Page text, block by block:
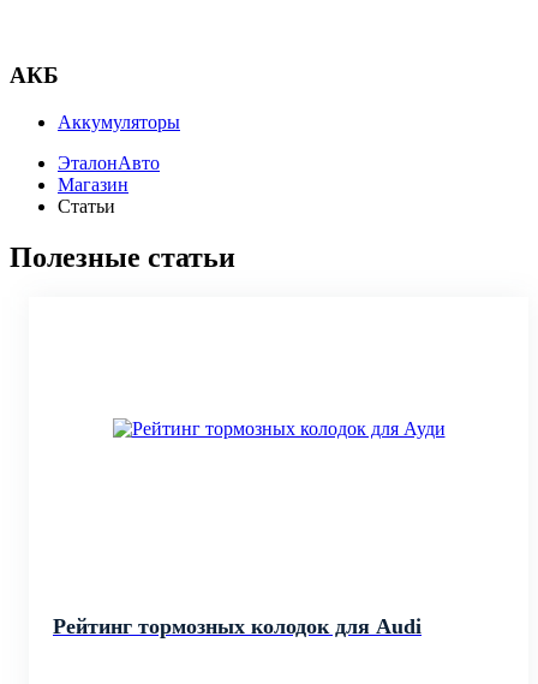
АКБ
Аккумуляторы
ЭталонАвто
Магазин
Статьи
Полезные статьи
Рейтинг тормозных колодок для Audi